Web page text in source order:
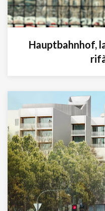
Hauptbahnhof,